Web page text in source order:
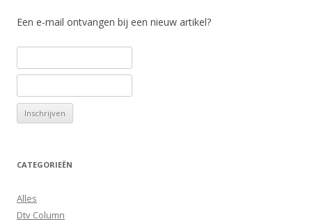
Een e-mail ontvangen bij een nieuw artikel?
CATEGORIEËN
Alles
Dtv Column